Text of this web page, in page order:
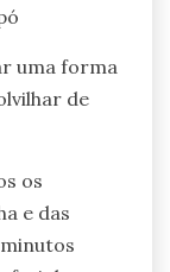
uma forma
de
os
e das